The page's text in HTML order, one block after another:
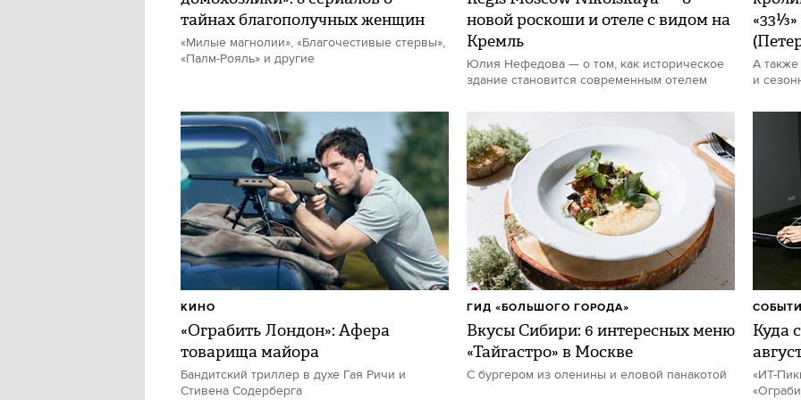
тайнах благополучных женщин
«Милые магнолии», «Благочестивые стервы»,
«Палм-Рояль» и другие
новой роскоши и отеле с видом на
Кремль
Юлия Нефедова — о том, как историческое
здание становится современным отелем
А
и
«Ограбить Лондон»: Афера
товарища майора
Бандитский триллер в духе Гая Ричи и
Стивена Содерберга
КИНО
Вкусы Сибири: 6 интересных меню
«Тайгастро» в Москве
С бургером из оленины и еловой панакотой
ГИД «БОЛЬШОГО ГОРОДА»
Куда
«ИТ-